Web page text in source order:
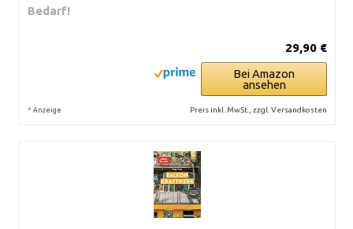
Bedarf!
29,90 €
Bei Amazon
ansehen
* Anzeige Preis inkl. MwSt., zzgl. Versandkosten